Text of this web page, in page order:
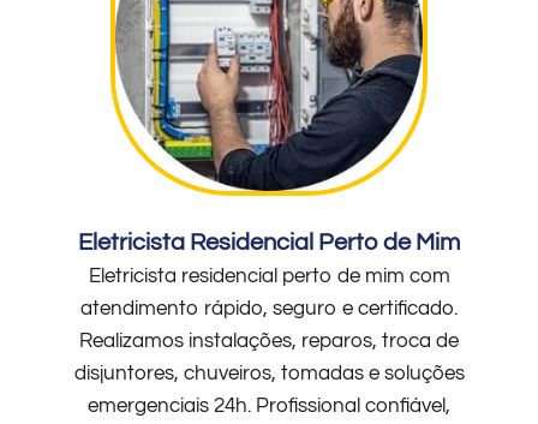
Eletricista Residencial Perto de Mim
Eletricista residencial perto de mim com
atendimento rápido, seguro e certificado.
Realizamos instalações, reparos, troca de
disjuntores, chuveiros, tomadas e soluções
emergenciais 24h. Profissional confiável,